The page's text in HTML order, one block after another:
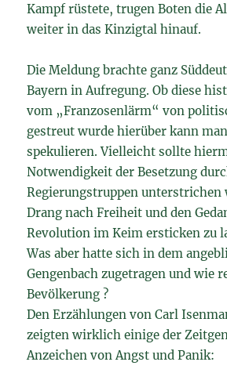
Kampf rüstete, trugen Boten die
weiter in das Kinzigtal hinauf.
Die Meldung brachte ganz
Bayern in Aufregung. Ob diese
vom „Franzosenlärm“ von
gestreut wurde hierüber kann
spekulieren. Vielleicht sollte
Notwendigkeit der Besetzung
Regierungstruppen unterstrichen
Drang nach Freiheit und den
Revolution im Keim ersticken zu
Was aber hatte sich in dem
Gengenbach zugetragen und wie
Bevölkerung ?
Den Erzählungen von Carl
zeigten wirklich einige der
Anzeichen von Angst und Panik: